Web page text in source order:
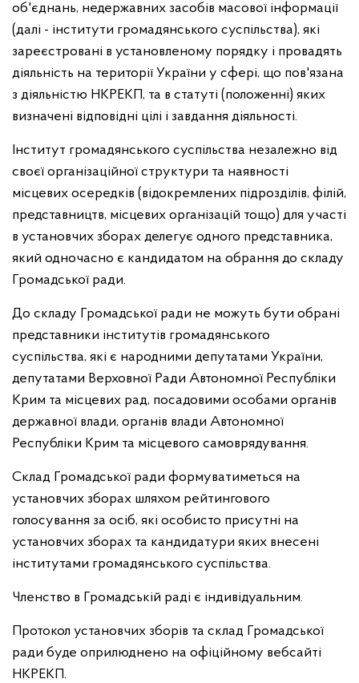
об'єднань, недержавних засобів масової інформації
(далі - інститути громадянського суспільства), які
зареєстровані в установленому порядку і провадять
діяльність на території України у сфері, що пов'язана
з діяльністю НКРЕКП, та в статуті (положенні) яких
визначені відповідні цілі і завдання діяльності.
Інститут громадянського суспільства незалежно від
своєї організаційної структури та наявності
місцевих осередків (відокремлених підрозділів, філій,
представництв, місцевих організацій тощо) для участі
в установчих зборах делегує одного представника,
який одночасно є кандидатом на обрання до складу
Громадської ради.
До складу Громадської ради не можуть бути обрані
представники інститутів громадянського
суспільства, які є народними депутатами України,
депутатами Верховної Ради Автономної Республіки
Крим та місцевих рад, посадовими особами органів
державної влади, органів влади Автономної
Республіки Крим та місцевого самоврядування.
Склад Громадської ради формуватиметься на
установчих зборах шляхом рейтингового
голосування за осіб, які особисто присутні на
установчих зборах та кандидатури яких внесені
інститутами громадянського суспільства.
Членство в Громадській раді є індивідуальним.
Протокол установчих зборів та склад Громадської
ради буде оприлюднено на офіційному вебсайті
НКРЕКП.